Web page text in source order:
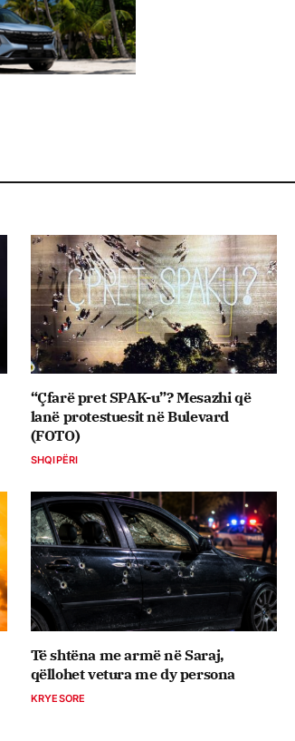
“Çfarë pret SPAK-u”? Mesazhi që
lanë protestuesit në Bulevard
(FOTO)
SHQIPËRI
Të shtëna me armë në Saraj,
qëllohet vetura me dy persona
KRYESORE